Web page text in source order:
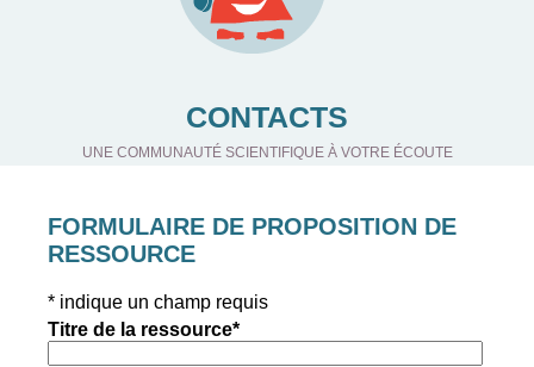
CONTACTS
UNE COMMUNAUTÉ SCIENTIFIQUE À VOTRE ÉCOUTE
FORMULAIRE DE PROPOSITION DE
RESSOURCE
* indique un champ requis
Titre de la ressource*